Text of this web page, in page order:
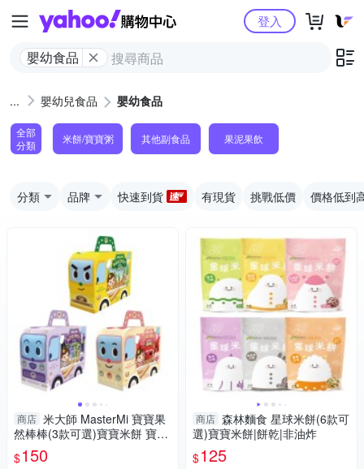
Yahoo購物中心
嬰幼食品
登入
嬰幼兒食品 嬰幼食品
全部
分類
米餅/寶寶粥 其他副食品 果泥果飲
分類 品牌 快速到貨 有現貨 挑戰低價 價格低到
商店 米大師 MasterMi 寶寶果
然棒棒(3款可選)寶寶米餅 寶寶
米棒 副食品
$150
商店 森林麵食 星球米餅(6款可
選)寶寶米餅|餅乾|非油炸
$125